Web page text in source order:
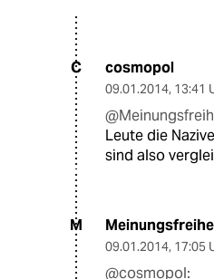
C cosmopol
09.01.2014, 13:41
Leute die
sind also
M
09.01.2014, 17:05
@cosmopol: